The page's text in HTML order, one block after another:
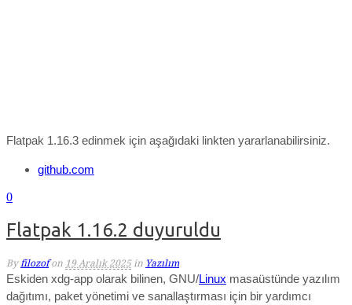
Flatpak 1.16.3 edinmek için aşağıdaki linkten yararlanabilirsiniz.
github.com
0
Flatpak 1.16.2 duyuruldu
By filozof on 19 Aralık 2025 in Yazılım
Eskiden xdg-app olarak bilinen, GNU/Linux masaüstünde yazılım
dağıtımı, paket yönetimi ve sanallaştırması için bir yardımcı